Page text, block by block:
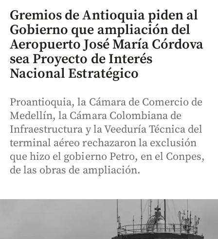
Gremios de Antioquia piden al
Gobierno que ampliación del
Aeropuerto José María Córdova
sea Proyecto de Interés
Nacional Estratégico
Proantioquia, la Cámara de Comercio de
Medellín, la Cámara Colombiana de
Infraestructura y la Veeduría Técnica del
terminal aéreo rechazaron la exclusión
que hizo el gobierno Petro, en el Conpes,
de las obras de ampliación.